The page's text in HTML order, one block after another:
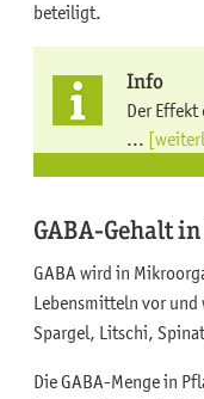
beteiligt.
Info
Der
...
GABA-Gehalt
GABA wird in
Lebensmitteln vor
Spargel, Litschi,
Die GABA-Menge in